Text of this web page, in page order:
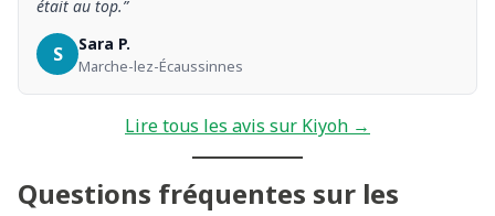
était au top.”
S Sara P.
Marche-lez-Écaussinnes
Lire tous les avis sur Kiyoh →
Questions fréquentes sur les